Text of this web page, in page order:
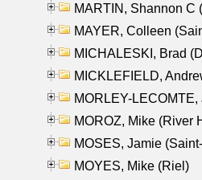
MARTIN, Shannon C
MAYER, Colleen
MICHALESKI, Brad
MICKLEFIELD,
MORLEY-
MOROZ, Mike (River
MOSES, Jamie
MOYES, Mike (Riel)